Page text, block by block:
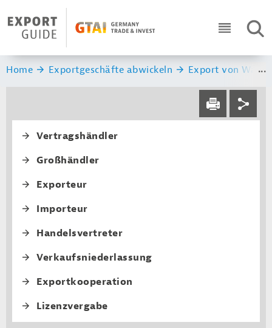
Header Logo
ICON
Sie sind hier:
Home Exportgeschäfte abwickeln Export von
Vertragshändler
Großhändler
Exporteur
Importeur
Handelsvertreter
Verkaufs­niederlassung
Export­kooperation
Lizenzvergabe
Service navi
DRUCKEN
Social navi